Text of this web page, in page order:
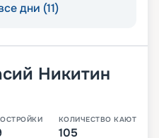
дни (11)
Никитин
КОЛИЧЕСТВО КАЮТ
105